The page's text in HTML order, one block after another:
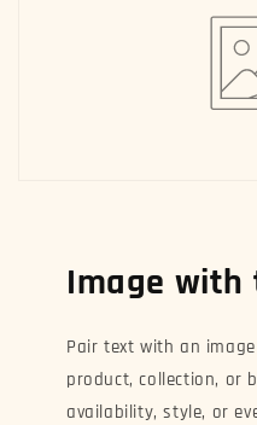
Image with
Pair text with an
product, collection, or
availability, style, or